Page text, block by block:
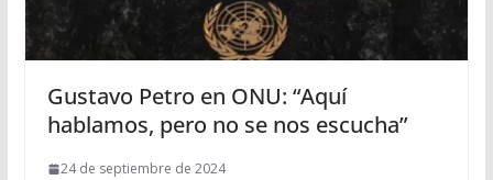
Gustavo Petro en ONU: “Aquí
hablamos, pero no se nos escucha”
24 de septiembre de 2024